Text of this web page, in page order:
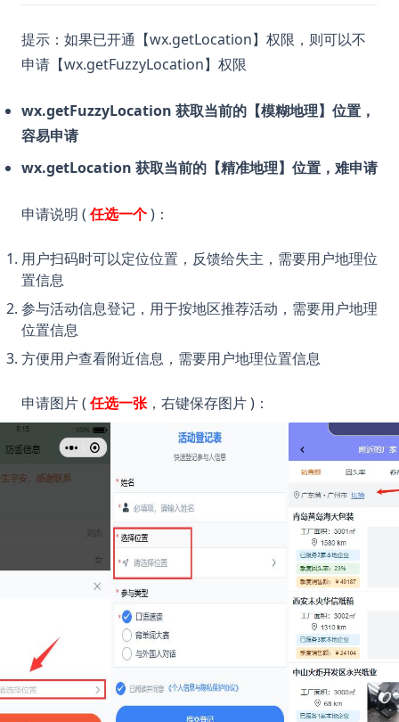
提示：如果已开通【wx.getLocation】权限，则可以不
申请【wx.getFuzzyLocation】权限
wx.getFuzzyLocation 获取当前的【模糊地理】位置，
容易申请
wx.getLocation 获取当前的【精准地理】位置，难申请
申请说明 ( 任选一个)：
用户扫码时可以定位位置，反馈给失主，需要用户地理位
置信息
参与活动信息登记，用于按地区推荐活动，需要用户地理
位置信息
方便用户查看附近信息，需要用户地理位置信息
申请图片 ( 任选一张，右键保存图片 )：